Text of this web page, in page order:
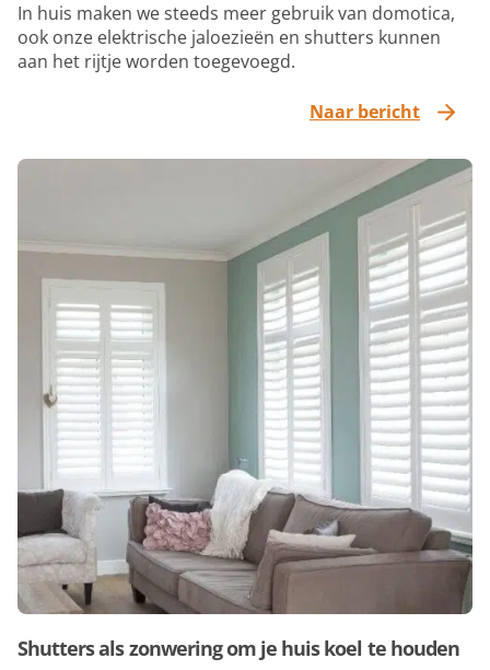
In huis maken we steeds meer gebruik van domotica,
ook onze elektrische jaloezieën en shutters kunnen
aan het rijtje worden toegevoegd.
Naar bericht
Shutters als zonwering om je huis koel te houden